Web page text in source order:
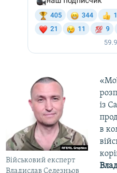
Військовий експерт
Владислав Селезньов
із
в